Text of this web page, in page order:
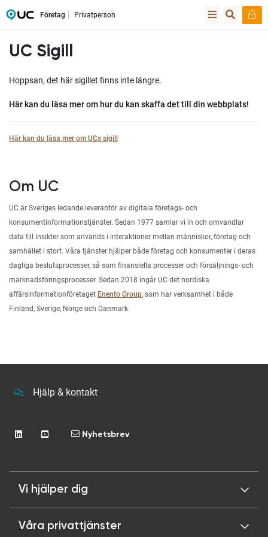
Företag Privatperson
UC Sigill
Hoppsan, det här sigillet finns inte längre.
Här kan du läsa mer om hur du kan skaffa det till din webbplats!
Här kan du läsa mer om UCs sigill
Om UC
UC är Sveriges ledande leverantör av digitala företags- och
konsumentinformationstjänster. Sedan 1977 samlar vi in och omvandlar
data till insikter som används i interaktioner mellan människor, företag och
samhället i stort. Våra tjänster hjälper både företag och konsumenter i deras
dagliga beslutsprocesser, så som finansiella processer och försäljnings- och
marknadsföringsprocesser. Sedan 2018 ingår UC det nordiska
affärsinformationföretaget Enento Group, som har verksamhet i både
Finland, Sverige, Norge och Danmark.
Hjälp & kontakt
Nyhetsbrev
Vi hjälper dig
Våra privattjänster